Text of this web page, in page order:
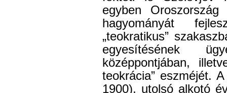
egyben
hagyományát
„teokratikus”
egyesítésének
középpontjában,
teokrácia” eszméjét.
1900), utolsó alkotó